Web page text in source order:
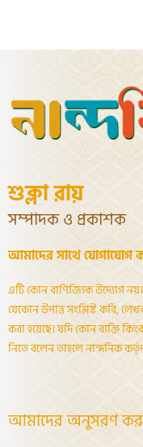
শুক্লা রায়
সম্পাদক ও প্রকাশক
আমাদের সাথে যোগাযোগ
এটি কোন বাণিজ্যিক উদ্যোগ
যেকোন উপাত্ত সংশ্লিষ্ট কবি,
করা হয়েছে। যদি কোন ব্যক্তি
নিতে বলেন তাহলে নান্দনিক
আমাদের অনুসরণ